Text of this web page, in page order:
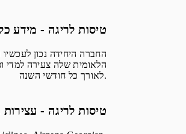
טיסות לריגה - מידע
לאורך כל חודשי השנה.
טיסות לריגה - עצירות